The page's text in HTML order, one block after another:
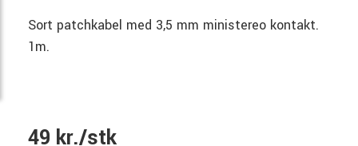
Sort patchkabel med 3,5 mm ministereo kontakt.
1m.
49 kr./stk